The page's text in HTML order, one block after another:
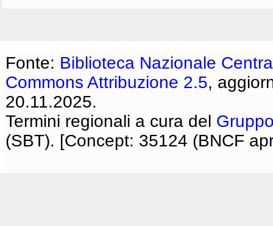
Fonte: Biblioteca Nazionale
Commons Attribuzione 2.5,
20.11.2025.
Termini regionali a cura del
(SBT). [Concept: 35124 (BNCF